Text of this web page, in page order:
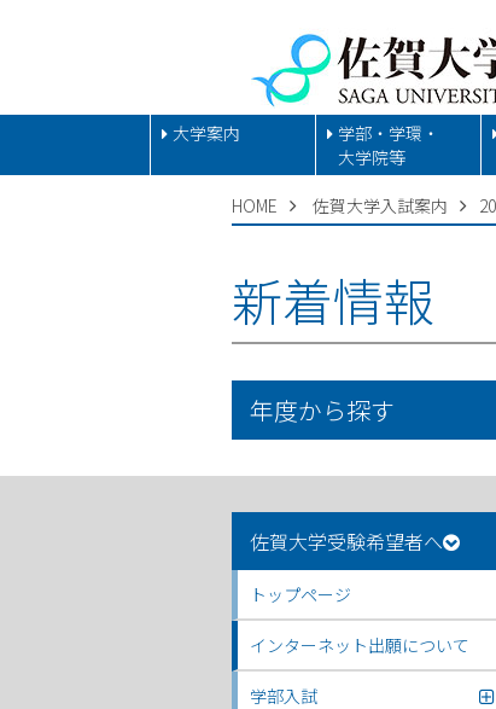
大学案内
学部・学環・
大学院等
HOME 佐賀大学入試案内
新着情報
年度から探す
佐賀大学受験希望者へ
トップページ
インターネット出願について
学部入試